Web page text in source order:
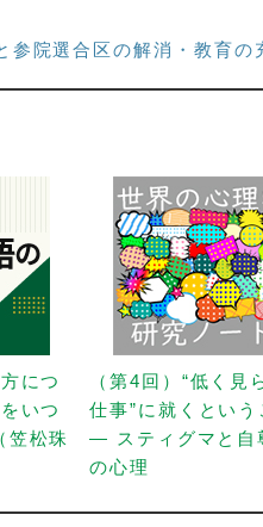
参院選合区の解消・教育の
につ
いつ
笠松珠
（第4回）“低く見
仕事”に就くという
— スティグマと自
の心理